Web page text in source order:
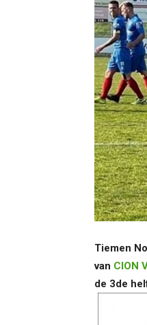
Tiemen
van CION
de 3de